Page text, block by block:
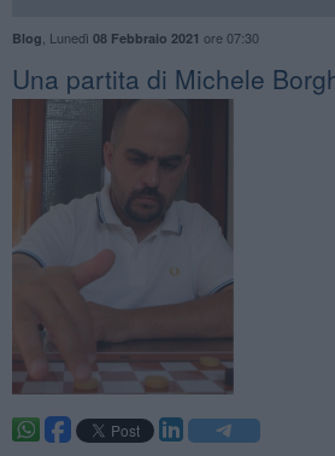
Blog Lunedì 08 Febbraio 2021 ore 07:30
​Una partita di Michele